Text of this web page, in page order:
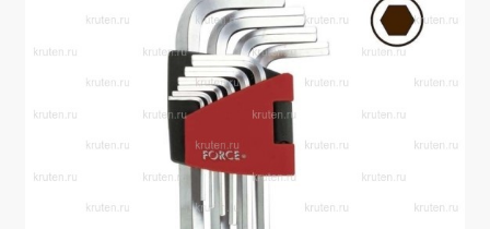
Производители
Юридические данные